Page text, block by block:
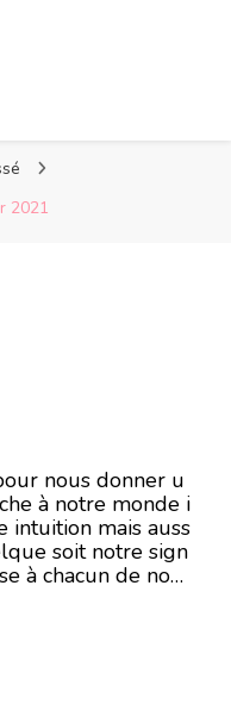
2021
nous donner u
à notre monde i
intuition mais auss
soit notre sign
à chacun de nous